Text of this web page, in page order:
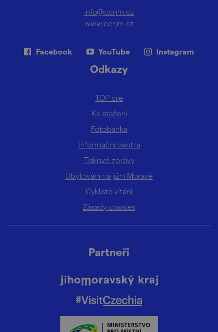
info@ccrjm.cz
www.ccrjm.cz
Facebook YouTube Instagram
Odkazy
TOP cíle
Ke stažení
Fotobanka
Informační centra
Tiskové zprávy
Ubytování na jižní Moravě
Cyklisté vítáni
Zásady cookies
Partneři